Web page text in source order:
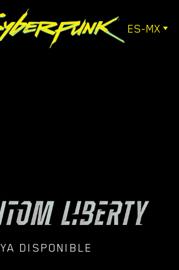
ES-MX
YA DISPONIBLE